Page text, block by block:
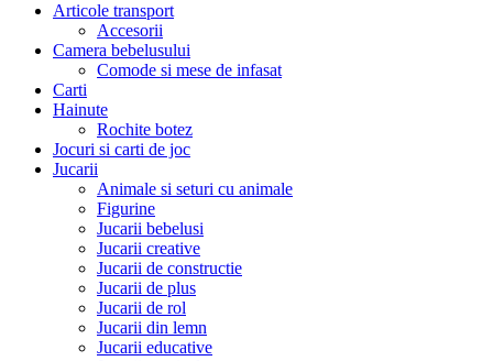
Articole transport
Accesorii
Camera bebelusului
Comode si mese de infasat
Carti
Hainute
Rochite botez
Jocuri si carti de joc
Jucarii
Animale si seturi cu animale
Figurine
Jucarii bebelusi
Jucarii creative
Jucarii de constructie
Jucarii de plus
Jucarii de rol
Jucarii din lemn
Jucarii educative